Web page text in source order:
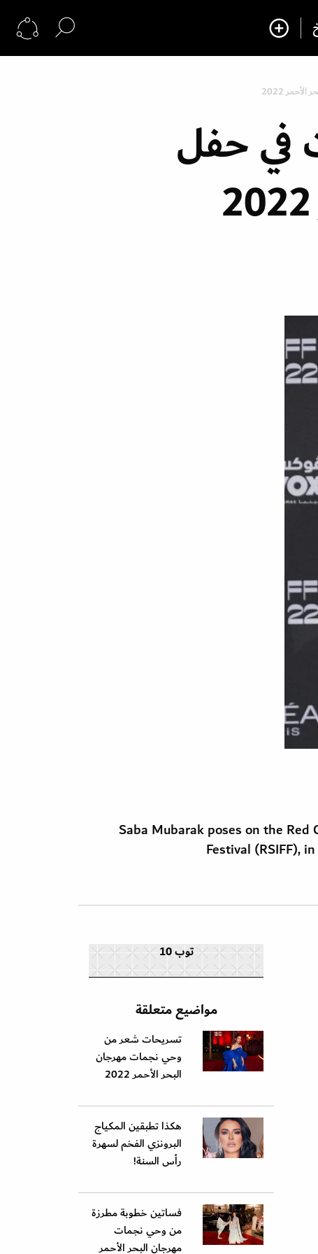
2022
في حفل
Saba Mubarak poses on the
Festival (RSIFF),
توب 10
مواضيع متعلقة
تسريحات شعر من
وحي نجمات مهرجان
البحر الأحمر 2022
هكذا تطبقين المكياج
البرونزي الفخم لسهرة
رأس السنة!
فساتين خطوبة مطرزة
من وحي نجمات
مهرجان البحر الأحمر